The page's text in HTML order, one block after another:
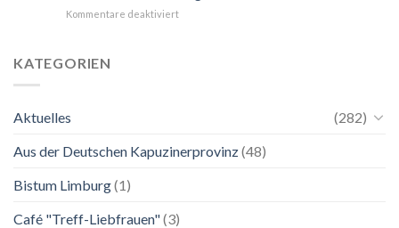
Maria.
Kommentare deaktiviertfür
Ausstellung
KATEGORIEN
Aktuelles
(282)
Aus der Deutschen Kapuzinerprovinz(48)
Bistum Limburg(1)
Café "Treff-Liebfrauen"(3)